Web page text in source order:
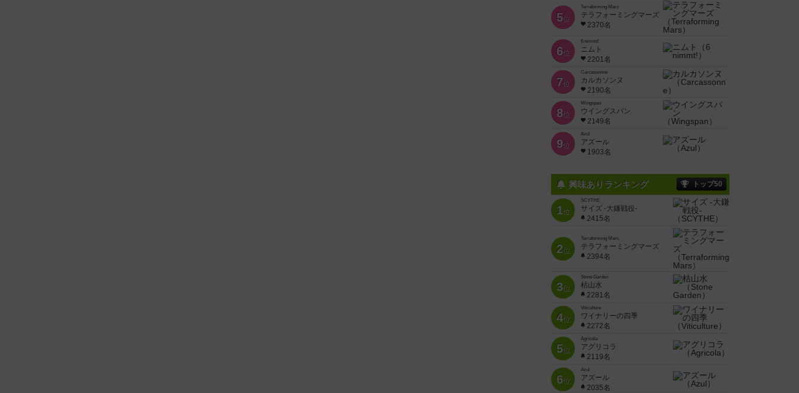
5位
Terraforming Mars
テラフォーミングマーズ
2370名
6位
6 nimmt!
ニムト
2201名
7位
Carcassonne
カルカソンヌ
2190名
8位
Wingspan
ウイングスパン
2149名
9位
Azul
アズール
1903名
興味ありランキング トップ50
1位
SCYTHE
サイズ -大鎌戦役-
2415名
2位
Terraforming Mars
テラフォーミングマーズ
2394名
3位
Stone Garden
枯山水
2281名
4位
Viticulture
ワイナリーの四季
2272名
5位
Agricola
アグリコラ
2119名
6位
Azul
アズール
2035名